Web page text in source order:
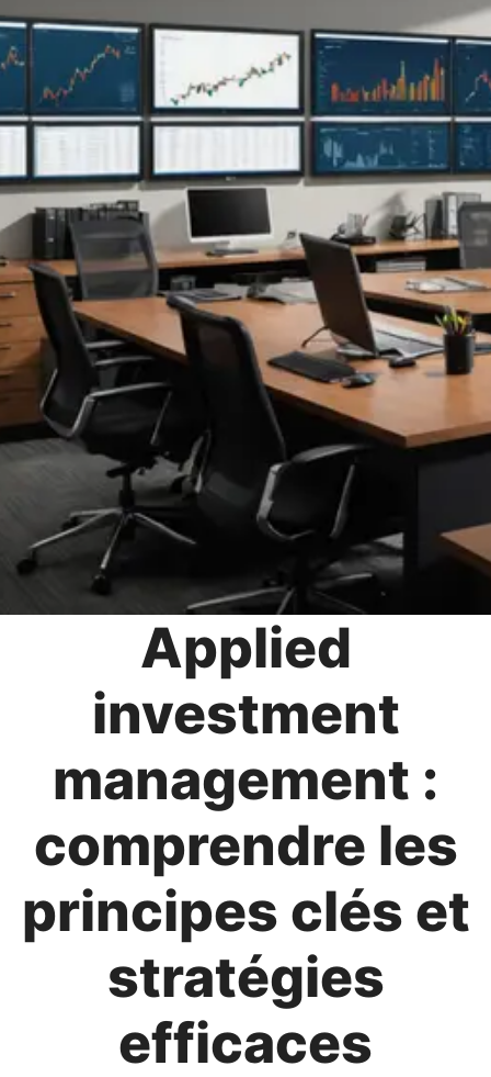
Applied
investment
management :
comprendre les
principes clés et
stratégies
efficaces